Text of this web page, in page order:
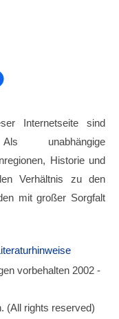
Internetseite sind
unabhängige
Historie und
Verhältnis zu den
mit großer Sorgfalt
vorbehalten 2002 -
(All rights reserved)